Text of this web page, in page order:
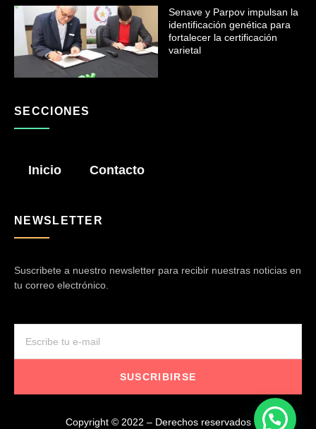
Senave y Parpov impulsan la
identificación genética para
fortalecer la certificación
varietal
SECCIONES
Inicio Contacto
NEWSLETTER
Suscribete a nuestro newsletter para recibir nuestras noticias en
tu correo electrónico.
SUSCRIBIRSE
Copyright © 2022 – Derechos reservados